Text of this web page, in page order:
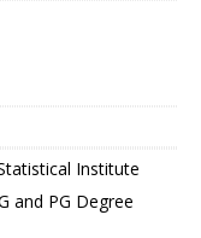
Institute
and PG Degree